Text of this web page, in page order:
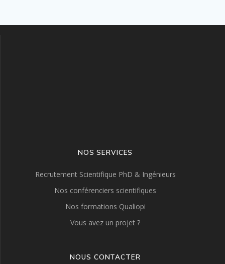
NOS SERVICES
Recrutement Scientifique PhD & Ingénieurs
Nos conférenciers scientifiques
Nos formations Qualiopi
Vous avez un projet ?
NOUS CONTACTER